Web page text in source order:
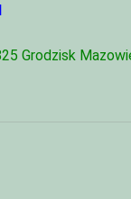
Grodzisk